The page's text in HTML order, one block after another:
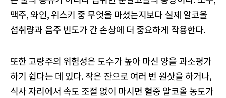
맥주, 와인, 위스키 중 무엇을 마셨는지보다 실제 알코올
섭취량과 음주 빈도가 간 손상에 더 중요하게 작용한다.
또한 고량주의 위험성은 도수가 높아 마신 양을 과소평가
하기 쉽다는 데 있다. 작은 잔으로 여러 번 원샷을 하거나,
식사 자리에서 속도 조절 없이 마시면 혈중 알코올 농도가